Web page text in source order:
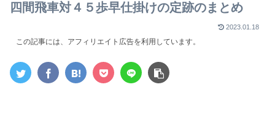
四間飛車対４５歩早仕掛けの定跡のまとめ
2023.01.18
この記事には、アフィリエイト広告を利用しています。